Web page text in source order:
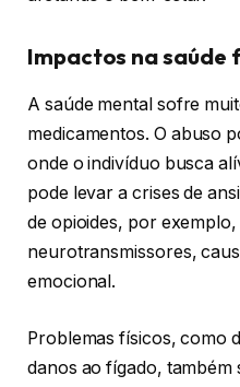
Impactos na saúde
A saúde mental sofre
medicamentos. O abuso
onde o indivíduo busca
pode levar a crises de
de opioides, por
neurotransmissores,
emocional.
Problemas físicos, como
danos ao fígado, também